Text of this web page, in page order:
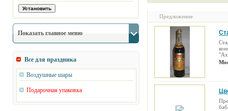
Показать главное меню
Все для праздника
Воздушные шары
Подарочная упаковка
Предложение